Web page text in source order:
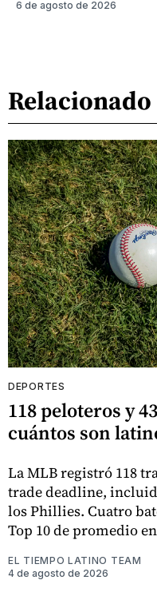
6 de agosto de 2026
Relacionado
DEPORTES
118 peloteros y
cuántos son
La MLB registró 118
trade deadline,
los Phillies. Cuatro
Top 10 de promedio
EL TIEMPO LATINO TEAM
4 de agosto de 2026